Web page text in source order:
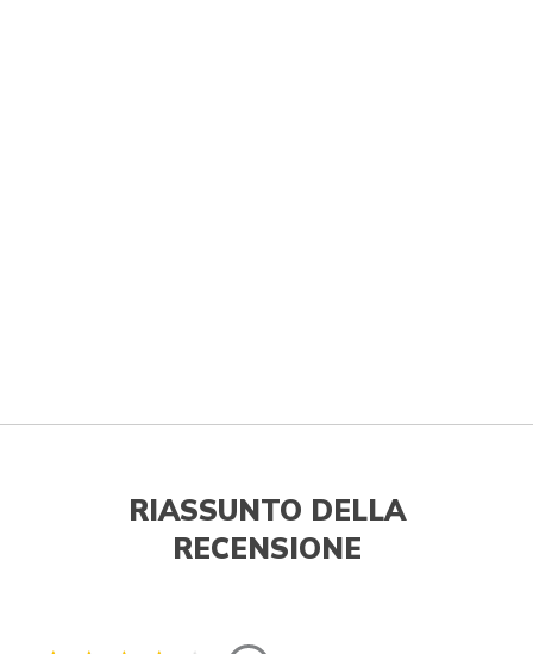
RIASSUNTO DELLA
RECENSIONE